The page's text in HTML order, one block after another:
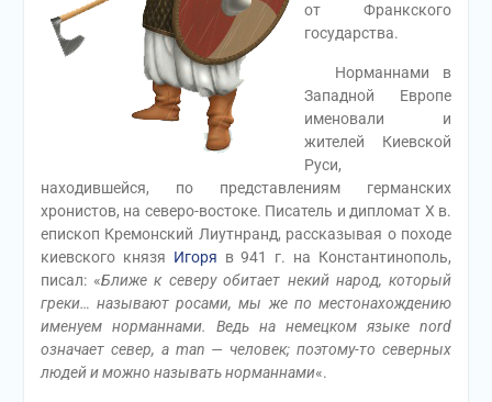
от Франкского
государства.
Норманнами в
Западной Европе
именовали и
жителей Киевской
Руси,
находившейся, по представлениям германских
хронистов, на северо-востоке. Писатель и дипломат X в.
епископ Кремонский Лиутнранд, рассказывая о походе
киевского князя Игоря в 941 г. на Константинополь,
писал: «Ближе к северу обитает некий народ, который
греки… называют росами, мы же по местонахождению
именуем норманнами. Ведь на немецком языке nord
означает север, a man — человек; поэтому-то северных
людей и можно называть норманнами«.